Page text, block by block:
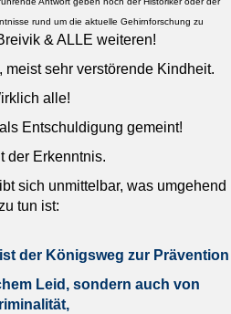
rund um die aktuelle Gehirnforschung zu
& ALLE weiteren!
sehr verstörende Kindheit.
alle!
Entschuldigung gemeint!
der Erkenntnis.
sich unmittelbar, was umgehend
tun ist:
der Königsweg zur Prävention
Leid, sondern auch von